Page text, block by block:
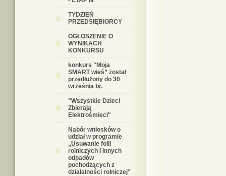
TYDZIEŃ
PRZEDSIĘBIORCY
OGŁOSZENIE O
WYNIKACH
KONKURSU
konkurs "Moja
SMART wieś” został
przedłużony do 30
września br.
"Wszystkie Dzieci
Zbierają
Elektrośmieci"
Nabór wniosków o
udział w programie
„Usuwanie folii
rolniczych i innych
odpadów
pochodzących z
działalności rolniczej”